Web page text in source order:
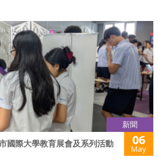
新聞
國際大學教育展會及系列活動 06
May